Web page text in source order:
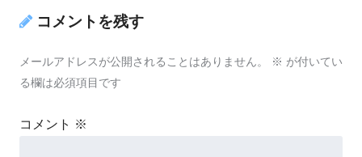
コメントを残す
メールアドレスが公開されることはありません。 ※ が付いてい
る欄は必須項目です
コメント ※